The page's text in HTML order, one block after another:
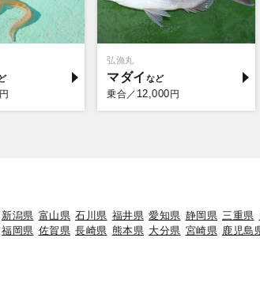
円
弘漁丸
マダイ
乗合／ 12,000 円
新潟県 富山県 石川県 福井県 愛知県 静岡県 三重県
福岡県 佐賀県 長崎県 熊本県 大分県 宮崎県 鹿児島